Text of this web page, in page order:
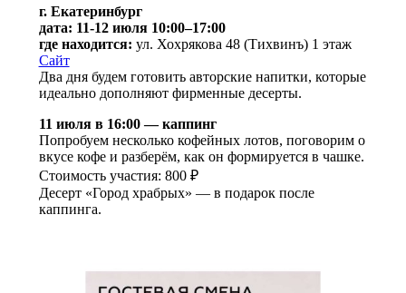
г. Екатеринбург
дата: 11-12 июля 10:00–17:00
где находится: ул. Хохрякова 48 (Тихвинъ) 1 этаж
Сайт
Два дня будем готовить авторские напитки, которые
идеально дополняют фирменные десерты.
11 июля в 16:00 — каппинг
Попробуем несколько кофейных лотов, поговорим о
вкусе кофе и разберём, как он формируется в чашке.
Стоимость участия: 800 ₽
Десерт «Город храбрых» — в подарок после
каппинга.